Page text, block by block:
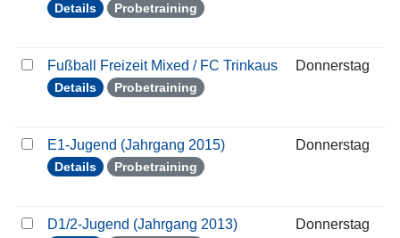
Details Probetraining
Fußball Freizeit Mixed / FC Trinkaus
Details Probetraining
Donnerstag
E1-Jugend (Jahrgang 2015)
Details Probetraining
Donnerstag
D1/2-Jugend (Jahrgang 2013) Donnerstag